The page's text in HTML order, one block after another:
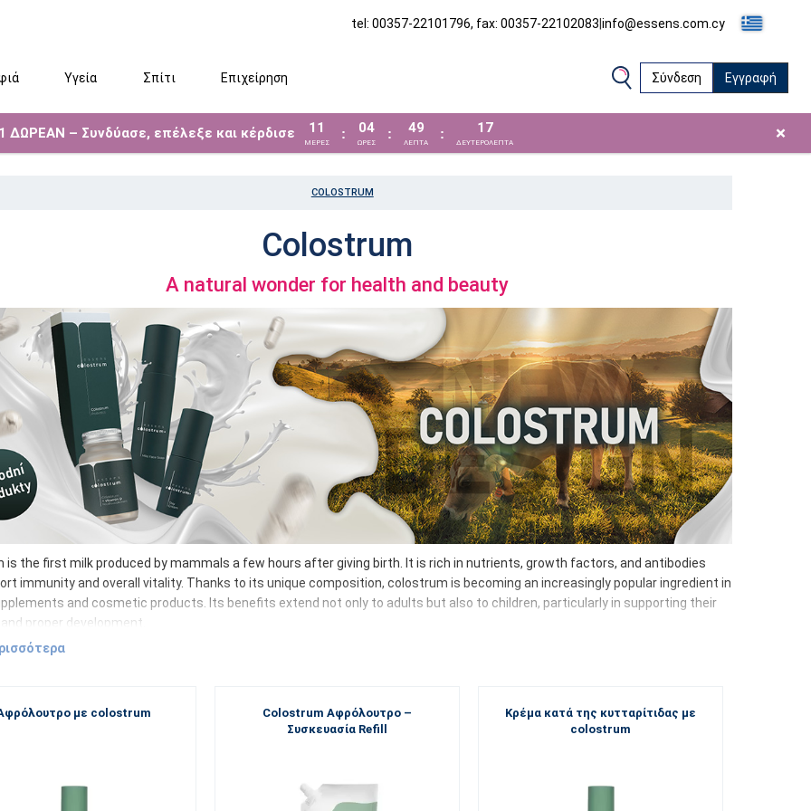
tel: 00357-22101796, fax: 00357-22102083|info@essens.com.cy
Υγεία Σπίτι Επιχείρηση Σύνδεση Εγγραφή
ΔΩΡΕΑΝ – Συνδύασε, επέλεξε και κέρδισε 11
ΜΈΡΕΣ
: 04
ΩΡΕΣ
: 49
ΛΕΠΤΑ
: 16
ΔΕΥΤΕΡΟΛΕΠΤΑ ×
COLOSTRUM
Colostrum
A natural wonder for health and beauty
is the first milk produced by mammals a few hours after giving birth. It is rich in nutrients, growth factors, and antibodies
immunity and overall vitality. Thanks to its unique composition, colostrum is becoming an increasingly popular ingredient in
and cosmetic products. Its benefits extend not only to adults but also to children, particularly in supporting their
proper development.
contains, in particular:
– bifidogenic effect, support the formation of beneficial intestinal microflora
contains all these components in optimal proportions.
με colostrum
Colostrum Αφρόλουτρο –
Συσκευασία Refill
Κρέμα κατά της κυτταρίτιδας με
colostrum